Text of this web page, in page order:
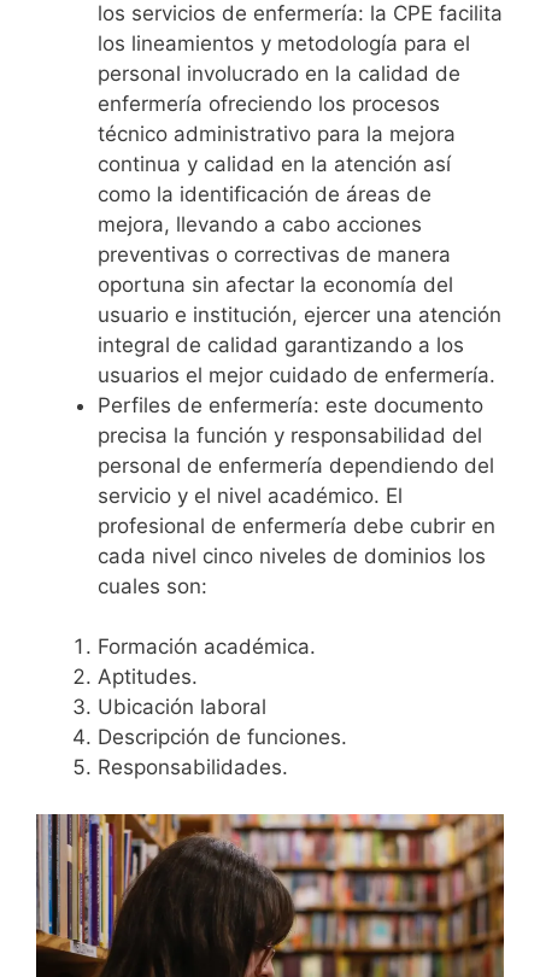
los servicios de enfermería: la CPE facilita
los lineamientos y metodología para el
personal involucrado en la calidad de
enfermería ofreciendo los procesos
técnico administrativo para la mejora
continua y calidad en la atención así
como la identificación de áreas de
mejora, llevando a cabo acciones
preventivas o correctivas de manera
oportuna sin afectar la economía del
usuario e institución, ejercer una atención
integral de calidad garantizando a los
usuarios el mejor cuidado de enfermería.
Perfiles de enfermería: este documento
precisa la función y responsabilidad del
personal de enfermería dependiendo del
servicio y el nivel académico. El
profesional de enfermería debe cubrir en
cada nivel cinco niveles de dominios los
cuales son:
Formación académica.
Aptitudes.
Ubicación laboral
Descripción de funciones.
Responsabilidades.